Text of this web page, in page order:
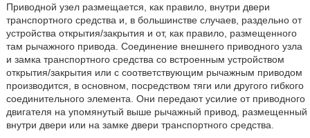
Приводной узел размещается, как правило, внутри двери
транспортного средства и, в большинстве случаев, раздельно от
устройства открытия/закрытия и от, как правило, размещенного
там рычажного привода. Соединение внешнего приводного узла
и замка транспортного средства со встроенным устройством
открытия/закрытия или с соответствующим рычажным приводом
производится, в основном, посредством тяги или другого гибкого
соединительного элемента. Они передают усилие от приводного
двигателя на упомянутый выше рычажный привод, размещенный
внутри двери или на замке двери транспортного средства.